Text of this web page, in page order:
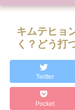
キムテヒョ
く？どう打
Twitter
Pocket